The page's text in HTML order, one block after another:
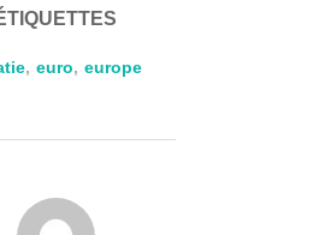
, euro, europe
DE LA PUBLICATION